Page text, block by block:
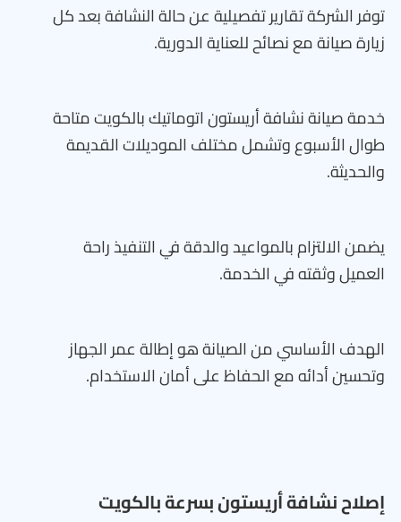
توفر الشركة تقارير تفصيلية عن حالة النشافة بعد كل
زيارة صيانة مع نصائح للعناية الدورية.
خدمة صيانة نشافة أريستون اتوماتيك بالكويت متاحة
طوال الأسبوع وتشمل مختلف الموديلات القديمة
والحديثة.
يضمن الالتزام بالمواعيد والدقة في التنفيذ راحة
العميل وثقته في الخدمة.
الهدف الأساسي من الصيانة هو إطالة عمر الجهاز
وتحسين أدائه مع الحفاظ على أمان الاستخدام.
إصلاح نشافة أريستون بسرعة بالكويت